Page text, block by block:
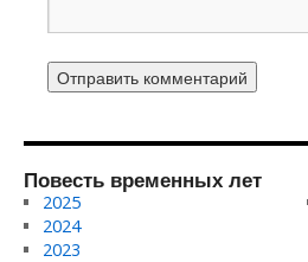
Повесть временных лет
2025
2024
2023